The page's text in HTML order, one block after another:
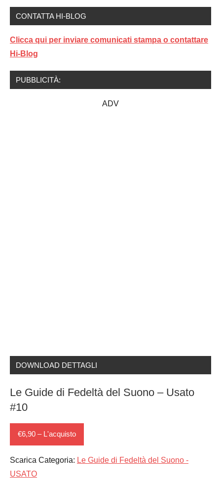
CONTATTA HI-BLOG
Clicca qui per inviare comunicati stampa o contattare
Hi-Blog
PUBBLICITÀ:
ADV
DOWNLOAD DETTAGLI
Le Guide di Fedeltà del Suono – Usato
#10
€6,90 – L'acquisto
Scarica Categoria: Le Guide di Fedeltà del Suono -
USATO